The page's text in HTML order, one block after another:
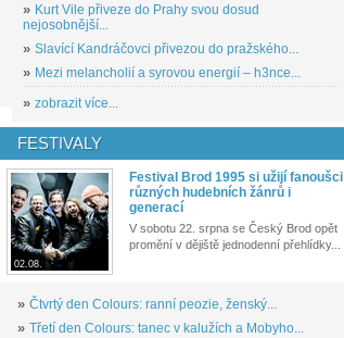
» Kurt Vile přiveze do Prahy svou dosud
nejosobnější...
» Slavící Kandráčovci přivezou do pražského...
» Mezi melancholií a syrovou energií – h3nce...
» zobrazit více...
FESTIVALY
02.08.
Festival Brod 1995 si užijí fanoušci
různých hudebních žánrů i
generací
V sobotu 22. srpna se Český Brod opět
promění v dějiště jednodenní přehlídky...
» Čtvrtý den Colours: ranní peozie, ženský...
» Třetí den Colours: tanec v kalužích a Mobyho...